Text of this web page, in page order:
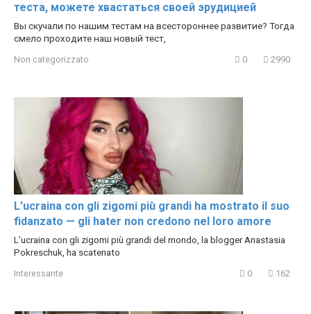
теста, можете хвастаться своей эрудицией
Вы скучали по нашим тестам на всестороннее развитие? Тогда
смело проходите наш новый тест,
Non categorizzato 0 2990
L’ucraina con gli zigomi più grandi ha mostrato il suo
fidanzato — gli hater non credono nel loro amore
L’ucraina con gli zigomi più grandi del mondo, la blogger Anastasia
Pokreschuk, ha scatenato
Interessante 0 162